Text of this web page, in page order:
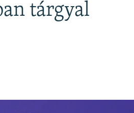
tárgyal